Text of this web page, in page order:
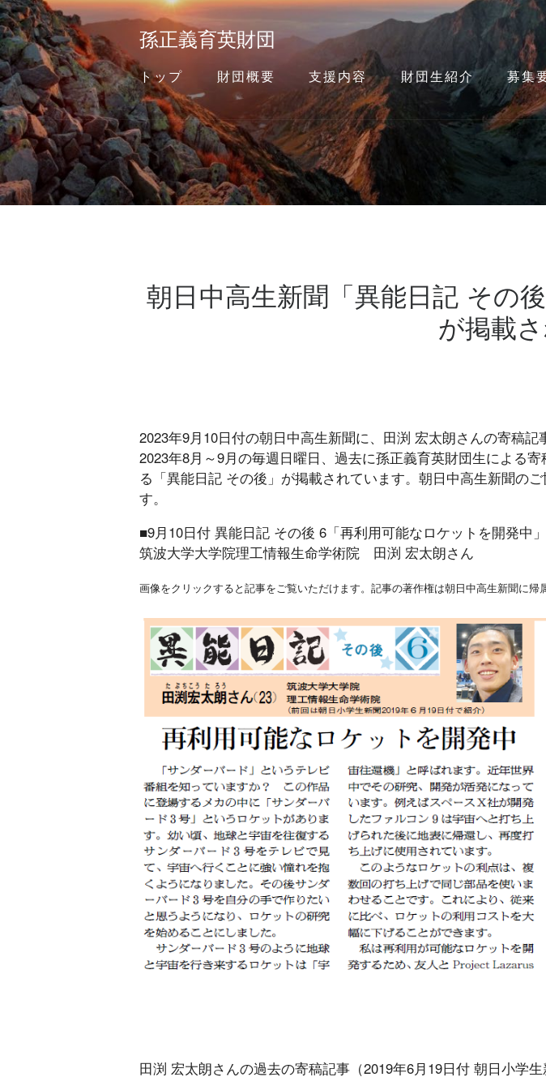
孫正義育英財団
トップ 財団概要 支援内容 財団生紹介 募集
朝日中高生新聞「異能日記 その
が掲載
2023年9月10日付の朝日中高生新聞に、田渕 宏太朗さんの寄稿記
2023年8月～9月の毎週日曜日、過去に孫正義育英財団生による
る「異能日記 その後」が掲載されています。朝日中高生新聞の
す。
■9月10日付 異能日記 その後 6「再利用可能なロケットを開発中」
筑波大学大学院理工情報生命学術院 田渕 宏太朗さん
画像をクリックすると記事をご覧いただけます。記事の著作権は朝日中高生新聞に帰
田渕 宏太朗さんの過去の寄稿記事（2019年6月19日付 朝日小学